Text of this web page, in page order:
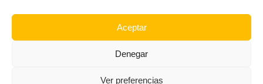
Aceptar
Denegar
Ver preferencias